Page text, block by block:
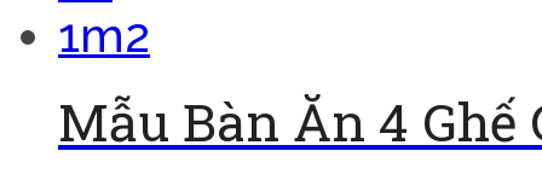
Mẫu Bàn Ăn 4 Ghế